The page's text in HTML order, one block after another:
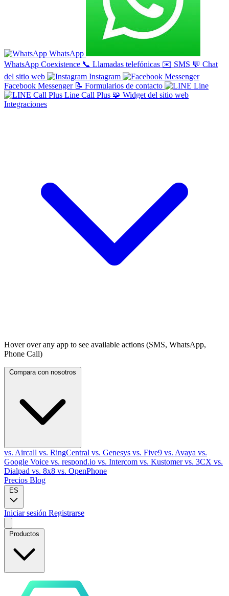
WhatsApp
WhatsApp Coexistence 📞 Llamadas telefónicas ✉️ SMS 💬 Chat
del sitio web
Instagram
Facebook Messenger 📝 Formularios de contacto
Line
Line Call Plus 🧩 Widget del sitio web
Integraciones
Hover over any app to see available actions (SMS, WhatsApp,
Phone Call)
vs. Aircall vs. RingCentral vs. Genesys vs. Five9 vs. Avaya vs.
Google Voice vs. respond.io vs. Intercom vs. Kustomervs. 3CX vs.
Dialpad vs. 8x8 vs. OpenPhone
Precios Blog
ES
Iniciar sesión Registrarse
Productos